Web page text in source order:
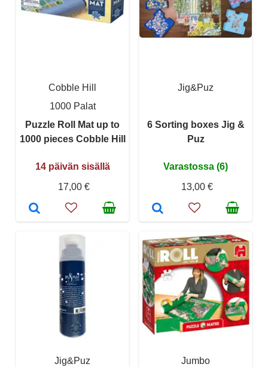
Cobble Hill
1000 Palat
Puzzle Roll Mat up to
1000 pieces Cobble Hill
14 päivän sisällä
17,00 €
Jig&Puz
6 Sorting boxes Jig &
Puz
Varastossa (6)
13,00 €
Jig&Puz Jumbo